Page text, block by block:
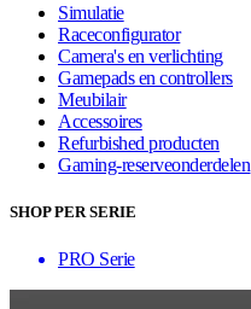
Simulatie
Raceconfigurator
Camera's en verlichting
Gamepads en controllers
Meubilair
Accessoires
Refurbished producten
Gaming-reserveonderdelen
SHOP PER SERIE
PRO Serie